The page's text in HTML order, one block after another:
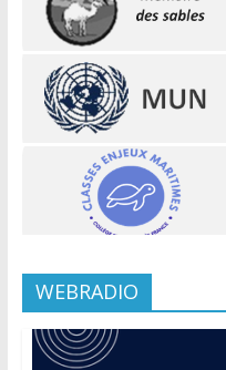
WEBRADIO